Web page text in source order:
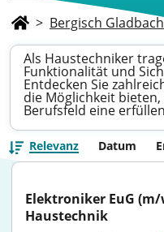
> Bergisch Gladbach
Als Haustechniker
Funktionalität und
Entdecken Sie
die Möglichkeit
Berufsfeld eine
Relevanz Datum
Elektroniker EuG
Haustechnik